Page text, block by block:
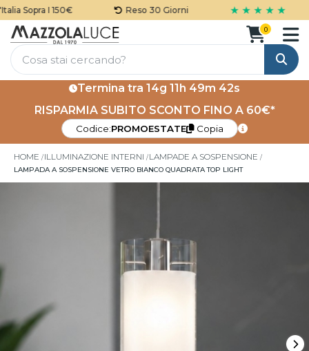
Sopra I 150€ Reso 30 Giorni ★ ★ ★ ★ ★
Cerca
0
Termina tra 14g 11h 49m 42s
RISPARMIA SUBITO SCONTO FINO A 60€*
Codice:PROMOESTATE Copia
HOME ILLUMINAZIONE INTERNI LAMPADE A SOSPENSIONE
LAMPADA A SOSPENSIONE VETRO BIANCO QUADRATA TOP LIGHT